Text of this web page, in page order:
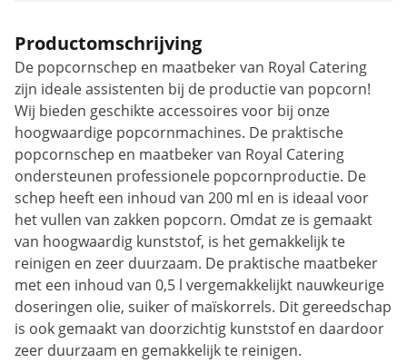
Productomschrijving
De popcornschep en maatbeker van Royal Catering
zijn ideale assistenten bij de productie van popcorn!
Wij bieden geschikte accessoires voor bij onze
hoogwaardige popcornmachines. De praktische
popcornschep en maatbeker van Royal Catering
ondersteunen professionele popcornproductie. De
schep heeft een inhoud van 200 ml en is ideaal voor
het vullen van zakken popcorn. Omdat ze is gemaakt
van hoogwaardig kunststof, is het gemakkelijk te
reinigen en zeer duurzaam. De praktische maatbeker
met een inhoud van 0,5 l vergemakkelijkt nauwkeurige
doseringen olie, suiker of maïskorrels. Dit gereedschap
is ook gemaakt van doorzichtig kunststof en daardoor
zeer duurzaam en gemakkelijk te reinigen.